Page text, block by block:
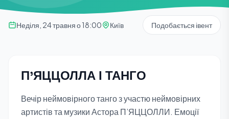
Неділя, 24 травня о 18:00 Київ Подобається івент
П’ЯЦЦОЛЛА І ТАНГО
Вечір неймовірного танго з участю неймовірних
артистів та музики Астора П’ЯЦЦОЛЛИ. Емоції